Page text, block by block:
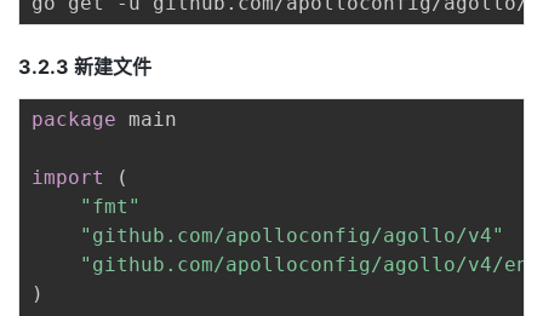
3.2.3 新建文件
package main
import
(
"fmt"
"github.com/apolloconfig/agollo/v4"
"github.com/apolloconfig/agollo/v4/
)